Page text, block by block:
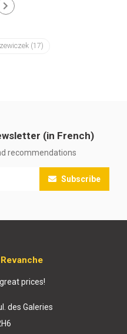
(17)
(in French)
recommendations
Subscribe
prices!
des Galeries